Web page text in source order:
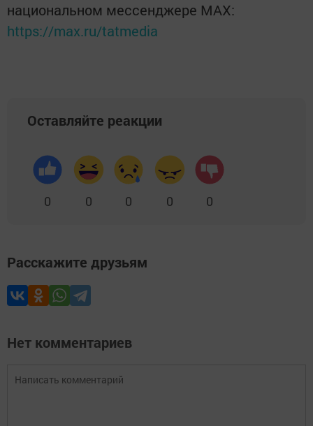
национальном мессенджере MАХ:
https://max.ru/tatmedia
Оставляйте реакции
0 0 0 0 0
Расскажите друзьям
Нет комментариев